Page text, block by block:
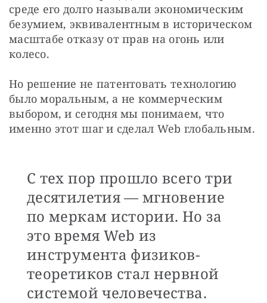
среде его долго называли экономическим
безумием, эквивалентным в историческом
масштабе отказу от прав на огонь или
колесо.
Но решение не патентовать технологию
было моральным, а не коммерческим
выбором, и сегодня мы понимаем, что
именно этот шаг и сделал Web глобальным.
С тех пор прошло всего три
десятилетия — мгновение
по меркам истории. Но за
это время Web из
инструмента физиков-
теоретиков стал нервной
системой человечества.